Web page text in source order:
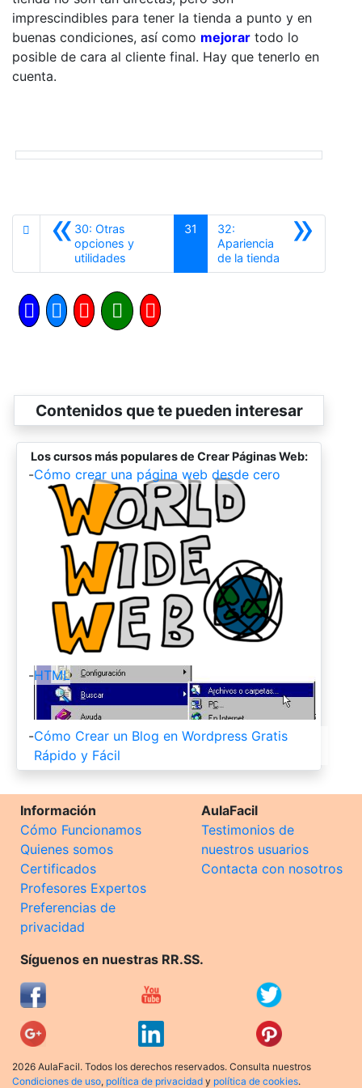
imprescindibles para tener la tienda a punto y en
buenas condiciones, así como mejorar todo lo
posible de cara al cliente final. Hay que tenerlo en
cuenta.
«30: Otras
opciones y
utilidades
31 »
32:
Apariencia
de la tienda
Contenidos que te pueden interesar
Los cursos más populares de Crear Páginas Web:
-Cómo crear una página web desde cero
-HTML
-Cómo Crear un Blog en Wordpress Gratis
Rápido y Fácil
Información
Cómo Funcionamos
Quienes somos
Certificados
Profesores Expertos
Preferencias de
privacidad
AulaFacil
Testimonios de
nuestros usuarios
Contacta con nosotros
Síguenos en nuestras RR.SS.
2026 AulaFacil. Todos los derechos reservados. Consulta nuestros
Condiciones de uso, política de privacidad y política de cookies.